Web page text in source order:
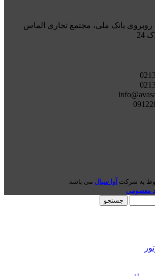
بانک ملی، مجتمع تجاری الماس
به شرکت آوا سیال می باشد
معصومی
جستجو